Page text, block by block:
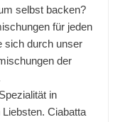
selbst backen?
für jeden
sich durch unser
der
in
Ciabatta